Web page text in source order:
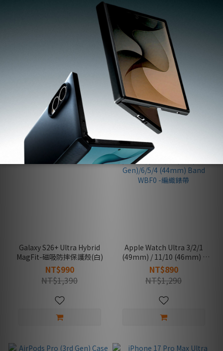
Crossbody Lanyard Strap-
斜背手機掛繩(黑) AFA10614
NT$1,590
Galaxy Buds4/4 Pro Case
Ultra Hybrid Zero One
Black-防摔保護殼(透視結構)
NT$1,250
NT$1,990
Galaxy S26+ Ultra Hybrid
MagFit-磁吸防摔保護殼(白)
NT$990
NT$1,390
Apple Watch Ultra 3/2/1
(49mm) / 11/10 (46mm) /
9/8/7 (45mm) / SE
(3nd/2nd/1st Gen)/6/5/4
(44mm) Band WBF0 -編織錶
帶
NT$890
NT$1,290